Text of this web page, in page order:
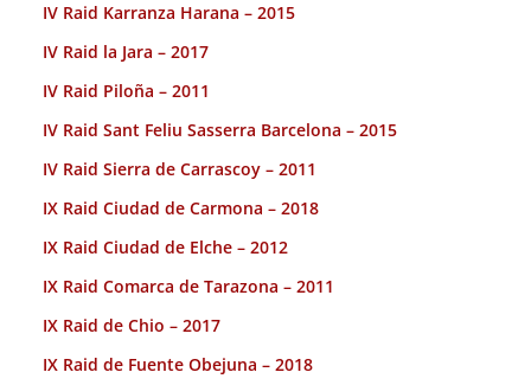
IV Raid Karranza Harana – 2015
IV Raid la Jara – 2017
IV Raid Piloña – 2011
IV Raid Sant Feliu Sasserra Barcelona – 2015
IV Raid Sierra de Carrascoy – 2011
IX Raid Ciudad de Carmona – 2018
IX Raid Ciudad de Elche – 2012
IX Raid Comarca de Tarazona – 2011
IX Raid de Chio – 2017
IX Raid de Fuente Obejuna – 2018